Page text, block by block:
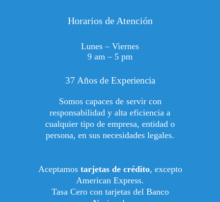
Horarios de Atención
Lunes – Viernes
9 am – 5 pm
37 Años de Experiencia
Somos capaces de servir con
responsabilidad y alta eficiencia a
cualquier tipo de empresa, entidad o
persona, en sus necesidades legales.
Aceptamos tarjetas de crédito, excepto
American Express.
Tasa Cero con tarjetas del Banco